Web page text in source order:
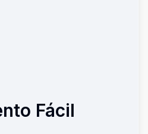
Fácil